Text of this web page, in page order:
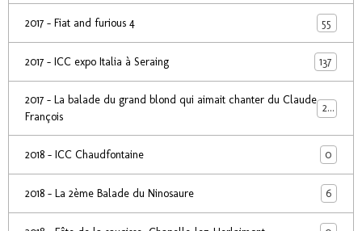
2017 - Fiat and furious 4 55
2017 - ICC expo Italia à Seraing 137
2017 - La balade du grand blond qui aimait chanter du Claude
François
24
2018 - ICC Chaudfontaine 0
2018 - La 2ème Balade du Ninosaure 6